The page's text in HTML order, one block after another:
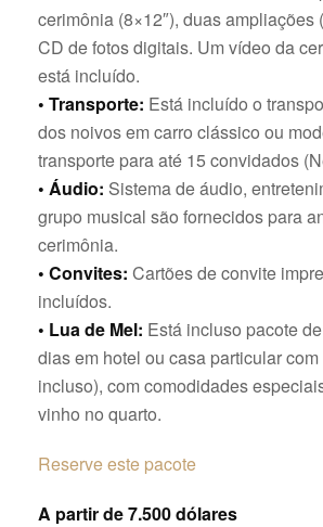
cerimônia (8×12″), duas ampliações
CD de fotos digitais. Um vídeo da
está incluído.
• Transporte: Está incluído o
dos noivos em carro clássico ou
transporte para até 15 convidados
• Áudio: Sistema de áudio,
grupo musical são fornecidos para
cerimônia.
• Convites: Cartões de convite
incluídos.
• Lua de Mel: Está incluso pacote
dias em hotel ou casa particular
incluso), com comodidades
vinho no quarto.
Reserve este pacote
A partir de 7.500 dólares